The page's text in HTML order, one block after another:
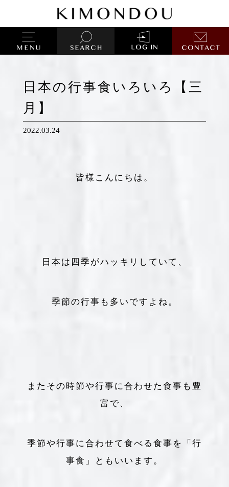
日本の行事食いろいろ【三
月】
2022.03.24
皆様こんにちは。
日本は四季がハッキリしていて、
季節の行事も多いですよね。
またその時節や行事に合わせた食事も豊
富で、
季節や行事に合わせて食べる食事を「行
事食」ともいいます。